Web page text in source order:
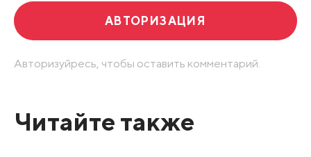
АВТОРИЗАЦИЯ
Авторизуйресь, чтобы оставить комментарий.
Читайте также